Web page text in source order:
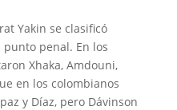
Yakin se clasificó
penal. En los
Xhaka, Amdouni,
en los colombianos
y Díaz, pero Dávinson